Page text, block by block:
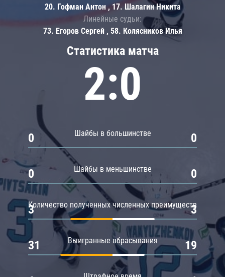
Статистика матча
2:0
Шайбы в большинстве
0 0
Шайбы в меньшинстве
0 0
Количество полученных численных преимуществ
3 3
Выигранные вбрасывания
31 19
20. Гофман Антон , 17. Шалагин Никита
Линейные судьи:
73. Егоров Сергей , 58. Колясников Илья